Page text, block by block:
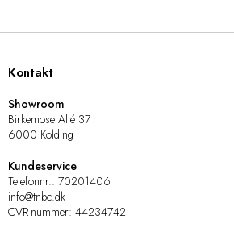
Kontakt
Showroom
Birkemose Allé 37
6000 Kolding
Kundeservice
Telefonnr.: 70201406
info@tnbc.dk
CVR-nummer: 44234742